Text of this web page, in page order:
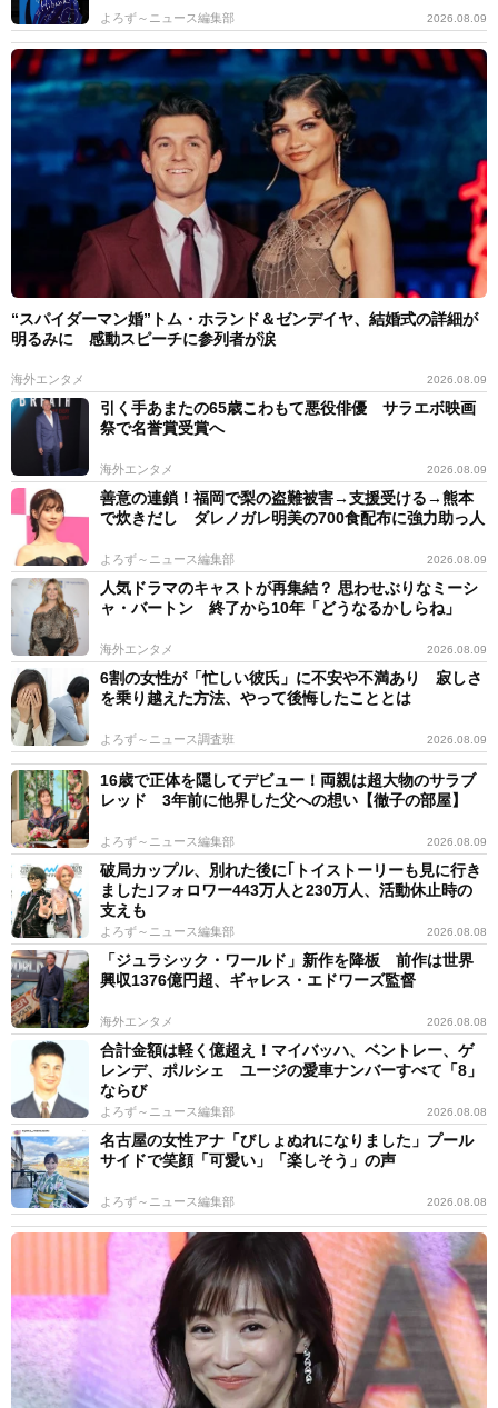
よろず～ニュース編集部 2026.08.09
“スパイダーマン婚”トム・ホランド＆ゼンデイヤ、結婚式の詳細が
明るみに 感動スピーチに参列者が涙
海外エンタメ 2026.08.09
引く手あまたの65歳こわもて悪役俳優 サラエボ映画
祭で名誉賞受賞へ
海外エンタメ 2026.08.09
善意の連鎖！福岡で梨の盗難被害→支援受ける→熊本
で炊きだし ダレノガレ明美の700食配布に強力助っ人
よろず～ニュース編集部 2026.08.09
人気ドラマのキャストが再集結？ 思わせぶりなミーシ
ャ・バートン 終了から10年「どうなるかしらね」
海外エンタメ 2026.08.09
6割の女性が「忙しい彼氏」に不安や不満あり 寂しさ
を乗り越えた方法、やって後悔したこととは
よろず～ニュース調査班 2026.08.09
16歳で正体を隠してデビュー！両親は超大物のサラブ
レッド 3年前に他界した父への想い【徹子の部屋】
よろず～ニュース編集部 2026.08.09
破局カップル、別れた後に｢トイストーリーも見に行き
ました｣フォロワー443万人と230万人、活動休止時の
支えも
よろず～ニュース編集部 2026.08.08
「ジュラシック・ワールド」新作を降板 前作は世界
興収1376億円超、ギャレス・エドワーズ監督
海外エンタメ 2026.08.08
合計金額は軽く億超え！マイバッハ、ベントレー、ゲ
レンデ、ポルシェ ユージの愛車ナンバーすべて「8」
ならび
よろず～ニュース編集部 2026.08.08
名古屋の女性アナ「びしょぬれになりました」プール
サイドで笑顔「可愛い」「楽しそう」の声
よろず～ニュース編集部 2026.08.08